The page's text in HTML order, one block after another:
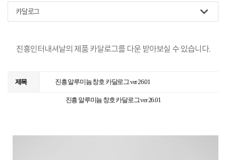
카달로그
진흥인터내셔날의 제품 카달로그를 다운 받아보실 수 있습니다.
제목 진흥 알루미늄 창호 카달로그 ver 26.01
진흥 알루미늄 창호 카달로그 ver 26.01